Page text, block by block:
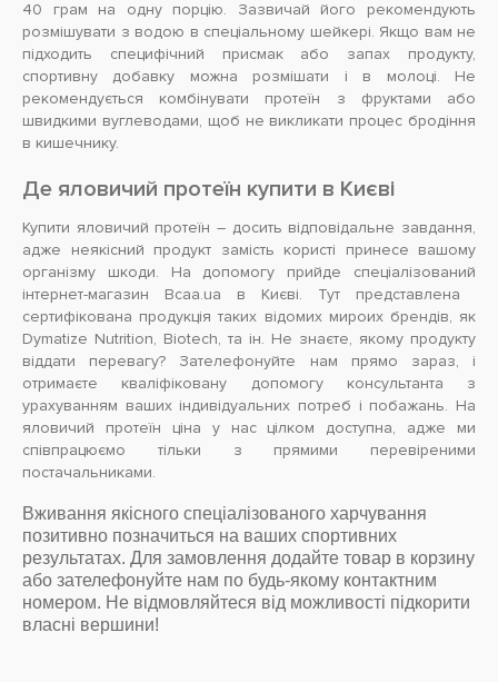
40 грам на одну порцію. Зазвичай його рекомендують
розмішувати з водою в спеціальному шейкері. Якщо вам не
підходить специфічний присмак або запах продукту,
спортивну добавку можна розмішати і в молоці. Не
рекомендується комбінувати протеїн з фруктами або
швидкими вуглеводами, щоб не викликати процес бродіння
в кишечнику.
Де яловичий протеїн купити в Києві
Купити яловичий протеїн – досить відповідальне завдання,
адже неякісний продукт замість користі принесе вашому
організму шкоди. На допомогу прийде спеціалізований
інтернет-магазин Bcaa.ua в Києві. Тут представлена ​​
сертифікована продукція таких відомих мироих брендів, як
Dymatize Nutrition, Biotech, та ін. Не знаєте, якому продукту
віддати перевагу? Зателефонуйте нам прямо зараз, і
отримаєте кваліфіковану допомогу консультанта з
урахуванням ваших індивідуальних потреб і побажань. На
яловичий протеїн ціна у нас цілком доступна, адже ми
співпрацюємо тільки з прямими перевіреними
постачальниками.
Вживання якісного спеціалізованого харчування
позитивно позначиться на ваших спортивних
результатах. Для замовлення додайте товар в корзину
або зателефонуйте нам по будь-якому контактним
номером. Не відмовляйтеся від можливості підкорити
власні вершини!